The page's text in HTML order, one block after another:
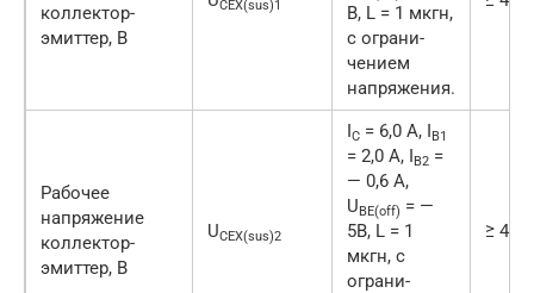
коллектор-
эмиттер, В
CEX(sus)1
В, L = 1 мкгн,
с ограни-
чением
напряжения.
Рабочее
напряжение
коллектор-
эмиттер, В
UCEX(sus)2
IC = 6,0 А, IB1
= 2,0 А, IB2 =
— 0,6 А,
UBE(off) = —
5В, L = 1
мкгн, с
ограни-
≥ 400